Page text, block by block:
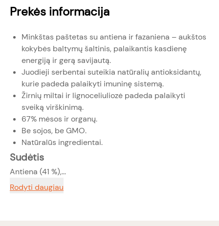
Prekės informacija
Minkštas paštetas su antiena ir fazaniena – aukštos
kokybės baltymų šaltinis, palaikantis kasdienę
energiją ir gerą savijautą.
Juodieji serbentai suteikia natūralių antioksidantų,
kurie padeda palaikyti imuninę sistemą.
Žirnių miltai ir lignoceliuliozė padeda palaikyti
sveiką virškinimą.
67% mėsos ir organų.
Be sojos, be GMO.
Natūralūs ingredientai.
Sudėtis
Antiena (41 %),...
Rodyti daugiau